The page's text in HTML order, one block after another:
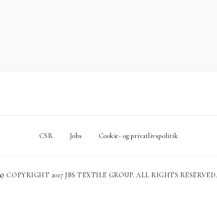
CSR Jobs Cookie- og privatlivspolitik
© COPYRIGHT 2017 JBS TEXTILE GROUP. ALL RIGHTS RESERVED.